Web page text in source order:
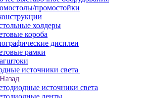
промостойки
холдеры
короба
дисплеи
рамки
источники света
Назад
источники света